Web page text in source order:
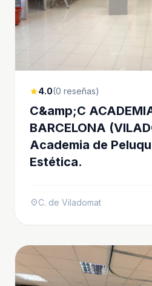
star4.0(0 reseñas)
C&amp;C
BARCELONA
Academia de
Estética.
location_onC. de Viladomat